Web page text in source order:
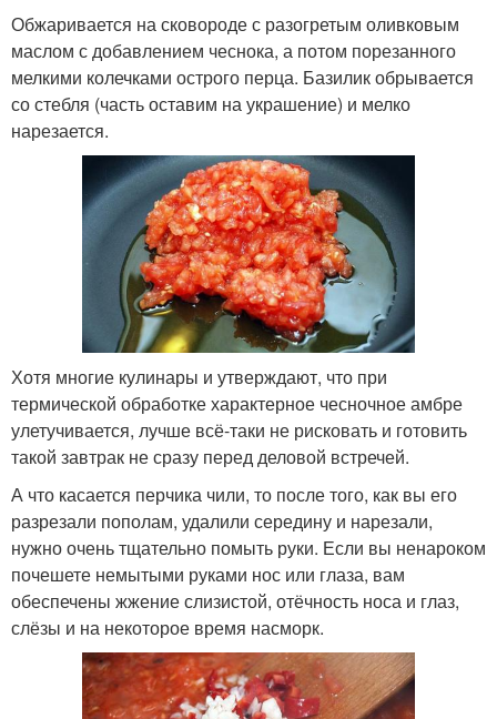
Обжаривается на сковороде с разогретым оливковым
маслом с добавлением чеснока, а потом порезанного
мелкими колечками острого перца. Базилик обрывается
со стебля (часть оставим на украшение) и мелко
нарезается.
Хотя многие кулинары и утверждают, что при
термической обработке характерное чесночное амбре
улетучивается, лучше всё-таки не рисковать и готовить
такой завтрак не сразу перед деловой встречей.
А что касается перчика чили, то после того, как вы его
разрезали пополам, удалили середину и нарезали,
нужно очень тщательно помыть руки. Если вы ненароком
почешете немытыми руками нос или глаза, вам
обеспечены жжение слизистой, отёчность носа и глаз,
слёзы и на некоторое время насморк.